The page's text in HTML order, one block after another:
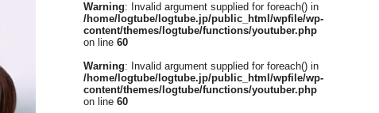
Warning: Invalid argument supplied for foreach() in
/home/logtube/logtube.jp/public_html/wpfile/wp-
content/themes/logtube/functions/youtuber.php
on line 60
Warning: Invalid argument supplied for foreach() in
/home/logtube/logtube.jp/public_html/wpfile/wp-
content/themes/logtube/functions/youtuber.php
on line 60